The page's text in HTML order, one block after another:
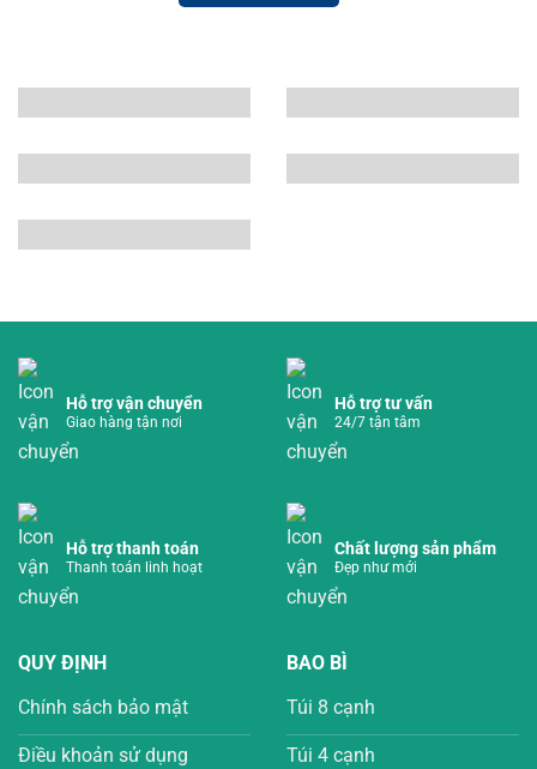
Hỗ trợ vận chuyển
Giao hàng tận nơi
Hỗ trợ tư vấn
24/7 tận tâm
Hỗ trợ thanh toán
Thanh toán linh hoạt
Chất lượng sản phẩm
Đẹp như mới
QUY ĐỊNH
Chính sách bảo mật
Điều khoản sử dụng
BAO BÌ
Túi 8 cạnh
Túi 4 cạnh